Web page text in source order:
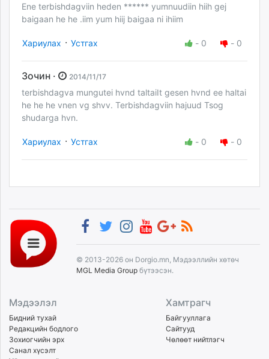
Ene terbishdagviin heden ****** yumnuudiin hiih gej
baigaan he he .iim yum hiij baigaa ni ihiim
Хариулах · Устгах - 0 - 0
Зочин · 2014/11/17
terbishdagva mungutei hvnd taltaiIt gesen hvnd ee haltai
he he he vnen vg shvv. Terbishdagviin hajuud Tsog
shudarga hvn.
Хариулах · Устгах - 0 - 0
© 2013-2026 он Dorgio.mn, Мэдээллийн хөтөч
MGL Media Group бүтээсэн.
Мэдээлэл
Бидний тухай
Редакцийн бодлого
Зохиогчийн эрх
Санал хүсэлт
Хамтрагч
Байгууллага
Сайтууд
Чөлөөт нийтлэгч